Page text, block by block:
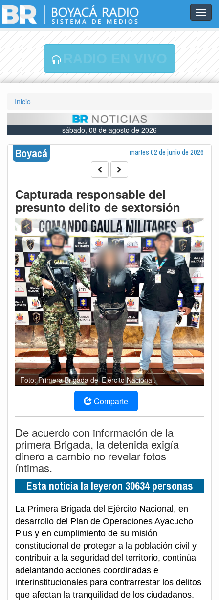
Inicio
sábado, 08 de agosto de 2026
Boyacá martes 02 de junio de 2026
Capturada responsable del
presunto delito de sextorsión
Foto: Primera Brigada del Ejército Nacional.
Comparte
De acuerdo con información de la
primera Brigada, la detenida exigía
dinero a cambio no revelar fotos
íntimas.
Esta noticia la leyeron 30634 personas
La Primera Brigada del Ejército Nacional, en
desarrollo del Plan de Operaciones Ayacucho
Plus y en cumplimiento de su misión
constitucional de proteger a la población civil y
contribuir a la seguridad del territorio, continúa
adelantando acciones coordinadas e
interinstitucionales para contrarrestar los delitos
que afectan la tranquilidad de los ciudadanos.